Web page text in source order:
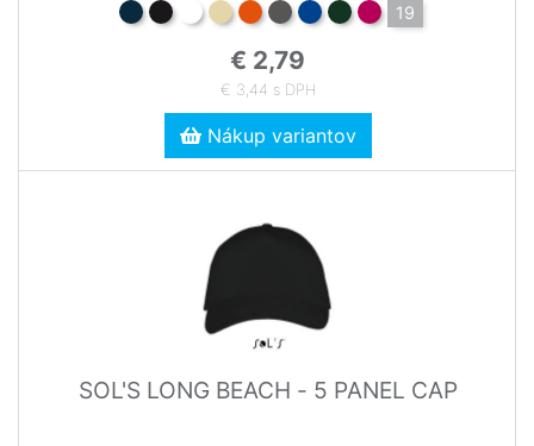
19
€ 2,79
€ 3,44 s DPH
Nákup variantov
SOL'S LONG BEACH - 5 PANEL CAP